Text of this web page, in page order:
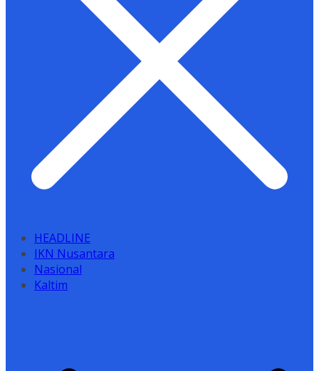
HEADLINE
IKN Nusantara
Nasional
Kaltim